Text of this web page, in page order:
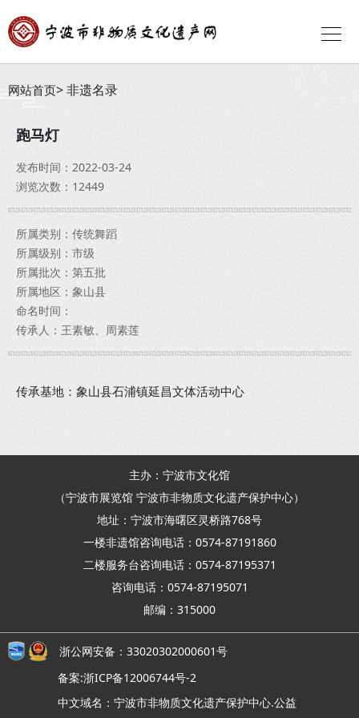
网站首页 非遗名录
跑马灯
发布时间：2022-03-24
浏览次数：12449
所属类别：传统舞蹈
所属级别：市级
所属批次：第五批
所属地区：象山县
命名时间：
传承人：王素敏、周素莲
传承基地：象山县石浦镇延昌文体活动中心
主办：宁波市文化馆
（宁波市展览馆 宁波市非物质文化遗产保护中心）
地址：宁波市海曙区灵桥路768号
一楼非遗馆咨询电话：0574-87191860
二楼服务台咨询电话：0574-87195371
咨询电话：0574-87195071
邮编：315000
浙公网安备：33020302000601号
备案:浙ICP备12006744号-2
中文域名：宁波市非物质文化遗产保护中心.公益